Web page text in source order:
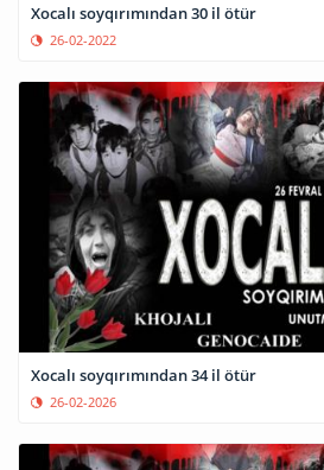
Xocalı soyqırımından 30 il ötür
26-02-2022
Xocalı soyqırımından 34 il ötür
26-02-2026